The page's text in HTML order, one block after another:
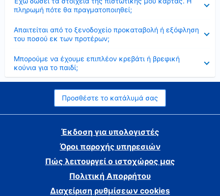
πληρωμή πότε θα πραγματοποιηθεί;
Απαιτείται από το ξενοδοχείο προκαταβολή ή εξόφληση
του ποσού εκ των προτέρων;
Μπορούμε να έχουμε επιπλέον κρεβάτι ή βρεφική
κούνια για το παιδί;
Προσθέστε το κατάλυμά σας
Έκδοση για υπολογιστές
Όροι παροχής υπηρεσιών
Πώς λειτουργεί ο ιστοχώρος μας
Πολιτική Απορρήτου
Διαχείριση ρυθμίσεων cookies